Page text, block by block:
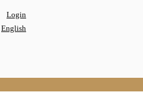
Login
English